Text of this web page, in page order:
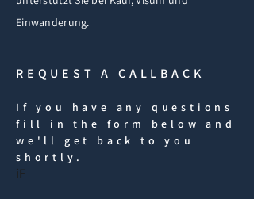
Einwanderung.
REQUEST A CALLBACK
If you have any questions
fill in the form below and
we'll get back to you
shortly.
iF